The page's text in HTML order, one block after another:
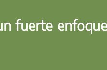
fuerte